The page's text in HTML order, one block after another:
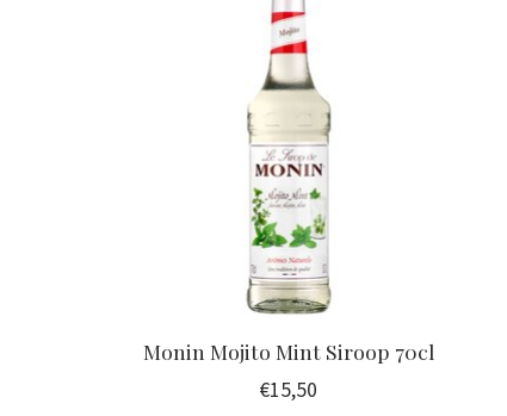
Monin Mojito Mint Siroop 70cl
€15,50